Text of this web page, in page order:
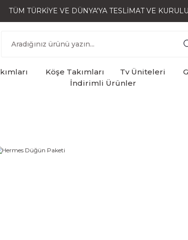
TÜM TÜRKİYE VE DÜNYA'YA TESLİMAT VE
Köşe Takımları Tv Üniteleri
İndirimli Ürünler